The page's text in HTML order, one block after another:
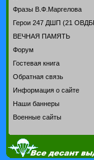
Фразы В.Ф.Маргелова
Герои 247 ДШП (21
ВЕЧНАЯ ПАМЯТЬ
Форум
Гостевая книга
Обратная связь
Информация о сайте
Наши баннеры
Военные сайты